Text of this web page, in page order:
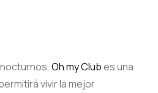
Oh my Clubes una
vivir la mejor